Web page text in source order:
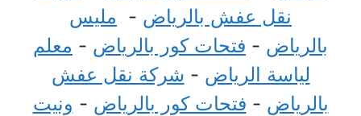
نقل عفش بالرياض - مليس
بالرياض - فتحات كور بالرياض - معلم
لياسة الرياض - شركة نقل عفش
بالرياض - فتحات كور بالرياض - ونيت